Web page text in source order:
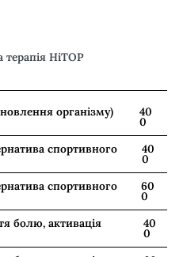
терапія HiTOP
організму) 40
0
спортивного
40
0
спортивного
60
0
болю, активація
40
0